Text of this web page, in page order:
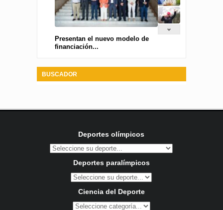
Presentan el nuevo modelo de
financiación...
BUSCADOR
Deportes olímpicos
Deportes paralímpicos
Ciencia del Deporte